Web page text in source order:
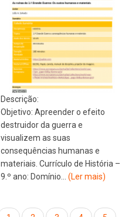
Descrição:
Objetivo: Apreender o efeito
destruidor da guerra e
visualizem as suas
consequências humanas e
materiais. Currículo de História –
9.º ano: Domínio… (Ler mais)